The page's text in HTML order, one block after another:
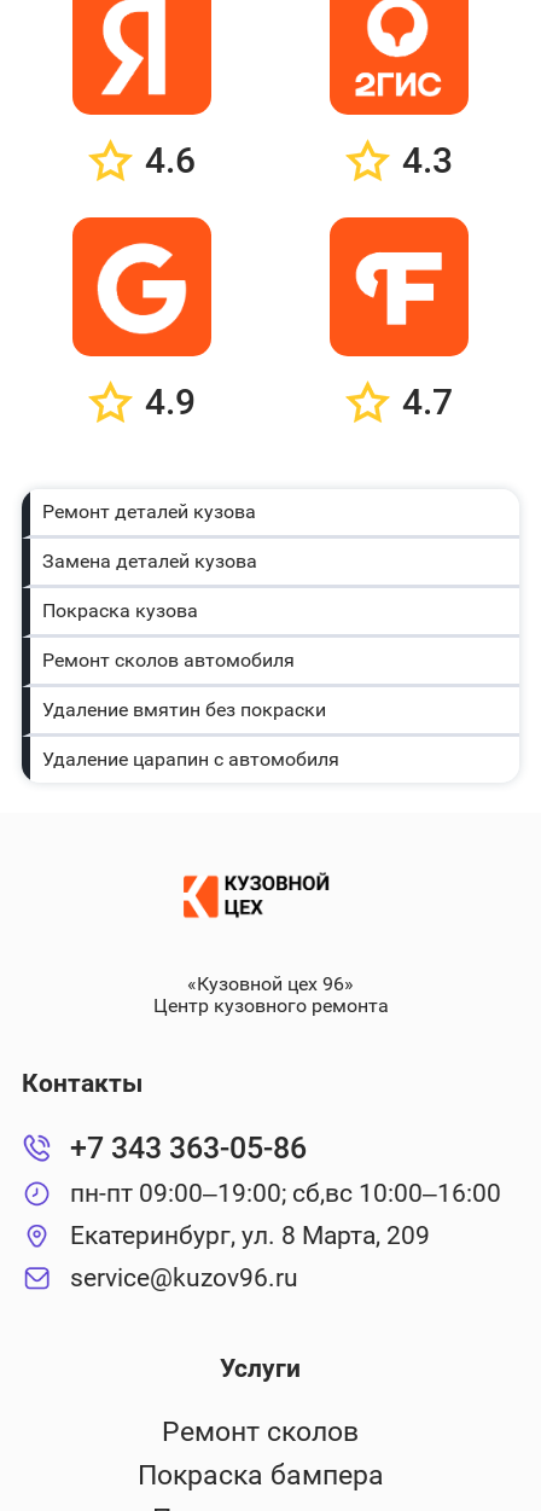
4.6 4.3
4.9 4.7
Ремонт деталей кузова
Замена деталей кузова
Покраска кузова
Ремонт сколов автомобиля
Удаление вмятин без покраски
Удаление царапин с автомобиля
«Кузовной цех 96»
Центр кузовного ремонта
Услуги
Ремонт сколов
Покраска бампера
Контакты
+7 343 363-05-86
пн-пт 09:00–19:00; сб,вс 10:00–16:00
Екатеринбург, ул. 8 Марта, 209
service@kuzov96.ru